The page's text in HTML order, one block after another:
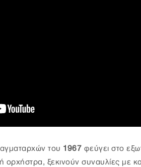
του 1967 φεύγει στο
ορχήστρα, ξεκινούν συναυλίες με